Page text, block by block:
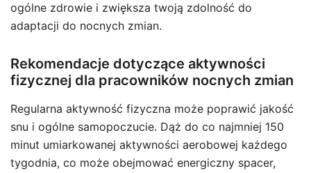
ogólne zdrowie i zwiększa twoją zdolność do
adaptacji do nocnych zmian.
Rekomendacje dotyczące aktywności
fizycznej dla pracowników nocnych zmian
Regularna aktywność fizyczna może poprawić jakość
snu i ogólne samopoczucie. Dąż do co najmniej 150
minut umiarkowanej aktywności aerobowej każdego
tygodnia, co może obejmować energiczny spacer,